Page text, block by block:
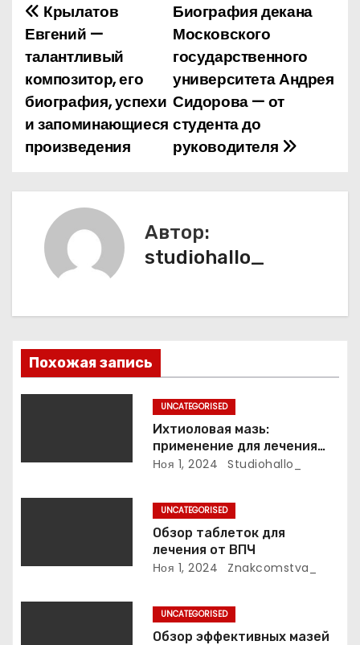
Н
а
в
и
г
а
п
о
з
п
и
я
Биография декана
Московского
государственного
университета Андрея
Сидорова — от
студента до
руководителя
Крылатов
Евгений —
талантливый
композитор, его
биография, успехи
и запоминающиеся
произведения
Автор:
studiohallo_
Похожая запись
UNCATEGORISED
Ихтиоловая мазь:
применение для лечения
фурункулов
Ноя 1, 2024 Studiohallo_
UNCATEGORISED
Обзор таблеток для
лечения от ВПЧ
Ноя 1, 2024 Znakcomstva_
UNCATEGORISED
Обзор эффективных мазей